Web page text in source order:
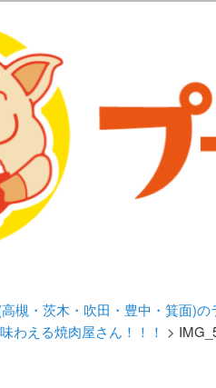
の満腹日記 |
面)のランチ＆
槻・茨木・吹田・豊中・箕面)
わえる焼肉屋さん！！！ >